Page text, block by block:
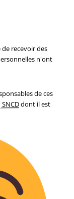
recevoir des
n'ont
de ces
SNCDdont il est